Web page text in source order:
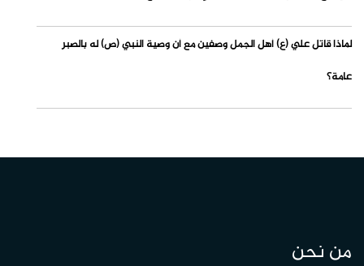
لماذا قاتل علي (ع) أهل الجمل وصفين مع أن وصية النبي (ص) له بالصبر
عامة؟
من نحن